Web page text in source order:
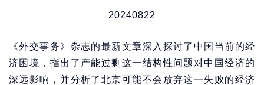
20240822
《外交事务》杂志的最新文章深入探讨了中国当前的经
济困境，指出了产能过剩这一结构性问题对中国经济的
深远影响，并分析了北京可能不会放弃这一失败的经济